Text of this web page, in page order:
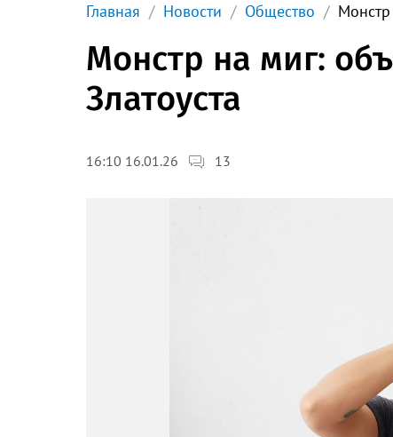
Главная Новости Общество Монстр
Монстр на миг:
Златоуста
16:10 16.01.26 13